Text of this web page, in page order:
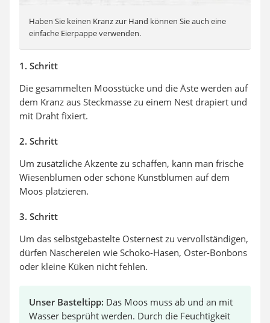
Haben Sie keinen Kranz zur Hand können Sie auch eine
einfache Eierpappe verwenden.
1. Schritt
Die gesammelten Moosstücke und die Äste werden auf
dem Kranz aus Steckmasse zu einem Nest drapiert und
mit Draht fixiert.
2. Schritt
Um zusätzliche Akzente zu schaffen, kann man frische
Wiesenblumen oder schöne Kunstblumen auf dem
Moos platzieren.
3. Schritt
Um das selbstgebastelte Osternest zu vervollständigen,
dürfen Naschereien wie Schoko-Hasen, Oster-Bonbons
oder kleine Küken nicht fehlen.
Unser Basteltipp: Das Moos muss ab und an mit
Wasser besprüht werden. Durch die Feuchtigkeit